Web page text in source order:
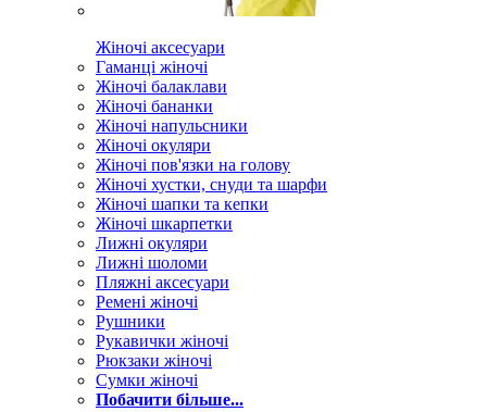
Жіночі аксесуари
Гаманці жіночі
Жіночі балаклави
Жіночі бананки
Жіночі напульсники
Жіночі окуляри
Жіночі пов'язки на голову
Жіночі хустки, снуди та шарфи
Жіночі шапки та кепки
Жіночі шкарпетки
Лижні окуляри
Лижні шоломи
Пляжні аксесуари
Ремені жіночі
Рушники
Рукавички жіночі
Рюкзаки жіночі
Сумки жіночі
Побачити більше...